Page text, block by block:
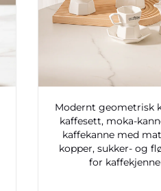
Modernt geometrisk
kaffesett, moka-
kaffekanne med
kopper, sukker- og
for